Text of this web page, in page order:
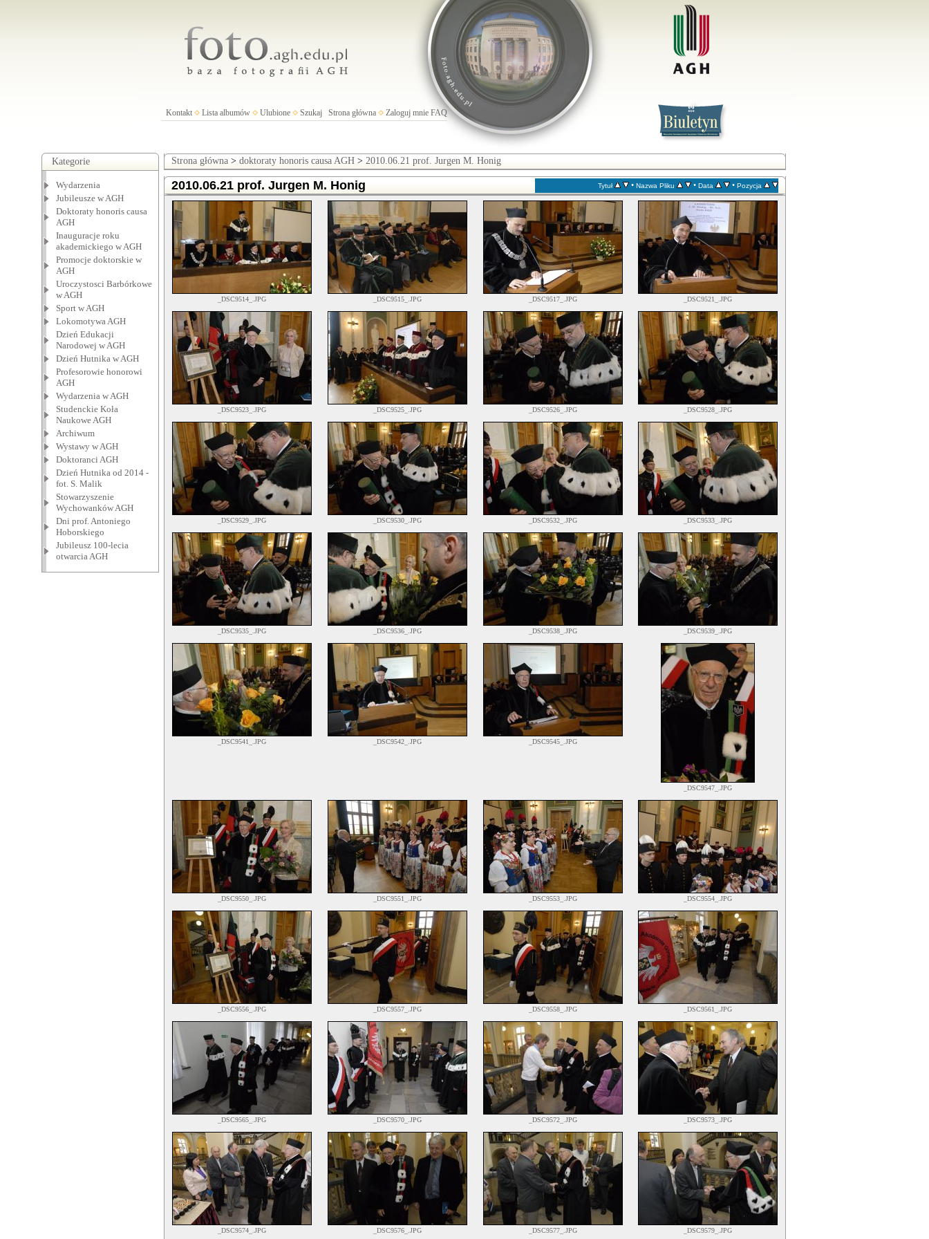
Kontakt Lista albumów Ulubione Szukaj Strona główna Zaloguj mnie FAQ
Kategorie
Wydarzenia
Jubileusze w AGH
Doktoraty honoris causa
AGH
Inauguracje roku
akademickiego w AGH
Promocje doktorskie w
AGH
Uroczystosci Barbórkowe
w AGH
Sport w AGH
Lokomotywa AGH
Dzień Edukacji
Narodowej w AGH
Dzień Hutnika w AGH
Profesorowie honorowi
AGH
Wydarzenia w AGH
Studenckie Koła
Naukowe AGH
Archiwum
Wystawy w AGH
Doktoranci AGH
Dzień Hutnika od 2014 -
fot. S. Malik
Stowarzyszenie
Wychowanków AGH
Dni prof. Antoniego
Hoborskiego
Jubileusz 100-lecia
otwarcia AGH
Strona główna> doktoraty honoris causa AGH> 2010.06.21 prof. Jurgen M. Honig
2010.06.21 prof. Jurgen M. Honig Tytuł • Nazwa Pliku • Data • Pozycja
_DSC9514_.JPG _DSC9515_.JPG _DSC9517_.JPG _DSC9521_.JPG
_DSC9523_.JPG _DSC9525_.JPG _DSC9526_.JPG _DSC9528_.JPG
_DSC9529_.JPG _DSC9530_.JPG _DSC9532_.JPG _DSC9533_.JPG
_DSC9535_.JPG _DSC9536_.JPG _DSC9538_.JPG _DSC9539_.JPG
_DSC9541_.JPG _DSC9542_.JPG _DSC9545_.JPG
_DSC9547_.JPG
_DSC9550_.JPG _DSC9551_.JPG _DSC9553_.JPG _DSC9554_.JPG
_DSC9556_.JPG _DSC9557_.JPG _DSC9558_.JPG _DSC9561_.JPG
_DSC9565_.JPG _DSC9570_.JPG _DSC9572_.JPG _DSC9573_.JPG
_DSC9574_.JPG _DSC9576_.JPG _DSC9577_.JPG _DSC9579_.JPG